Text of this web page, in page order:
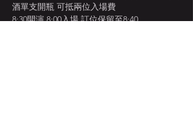
酒單支開瓶 可抵兩位入場費
8:30開演 8:00入場 訂位保留至8:40